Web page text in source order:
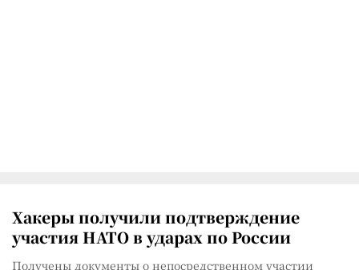
Хакеры получили подтверждение
участия НАТО в ударах по России
Получены документы о непосредственном участии